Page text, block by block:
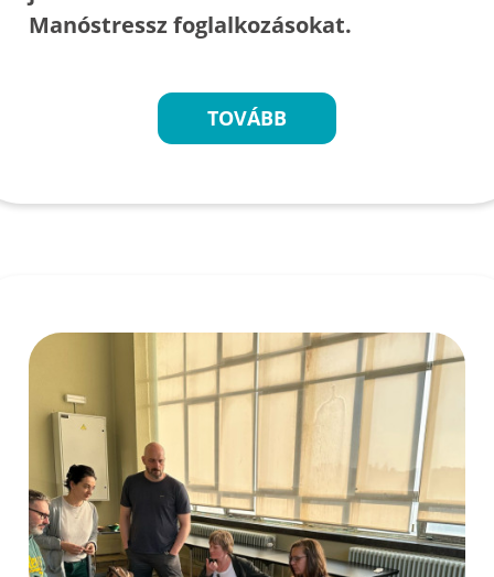
Manóstressz foglalkozásokat.
TOVÁBB